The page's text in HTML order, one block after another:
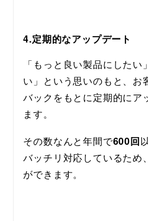
4.定期的なアップデート
「もっと良い製品にした
い」という思いのもと、お
バックをもとに定期的にア
ます。
その数なんと年間で600回
バッチリ対応しているため
ができます。